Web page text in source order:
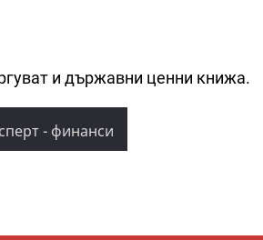
и държавни ценни книжа.
- финанси